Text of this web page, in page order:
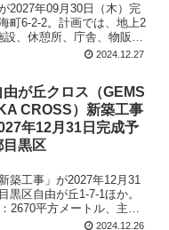
2027年09月30日（木）完
町6-2-2。計画では、地上2
、休憩所、庁舎、物販店
2024.12.27
が丘クロス（GEMS
CROSS）新築工事
年12月31日完成予
目黒区
築工事」が2027年12月31
黒区自由が丘1-7-1ほか。
2670平方メートル、主要
2024.12.26